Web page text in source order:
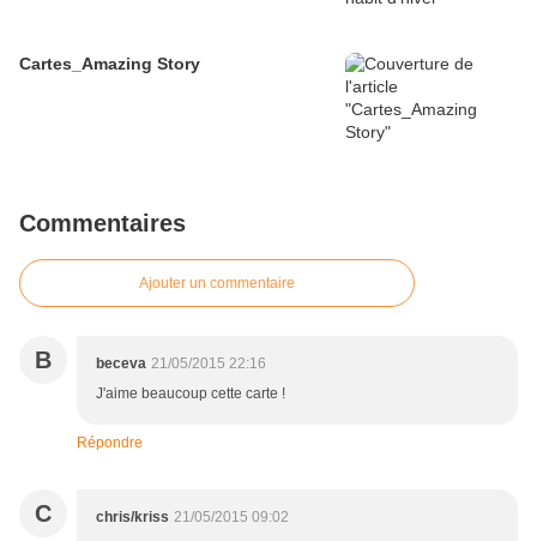
Cartes_Amazing Story
Commentaires
Ajouter un commentaire
B beceva 21/05/2015 22:16
J'aime beaucoup cette carte !
Répondre
C chris/kriss 21/05/2015 09:02